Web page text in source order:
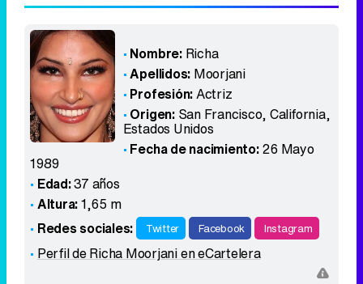
Nombre: Richa
Apellidos: Moorjani
Profesión:Actriz
Origen: San Francisco, California,
Estados Unidos
Fecha de nacimiento:26 Mayo
1989
Edad:37 años
Altura:1,65 m
Redes sociales:
Twitter Facebook Instagram
Perfil de Richa Moorjani en eCartelera